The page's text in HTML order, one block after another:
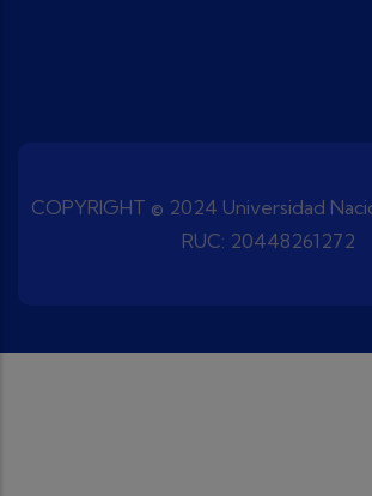
COPYRIGHT © 2024 Universidad
RUC: 20448261272